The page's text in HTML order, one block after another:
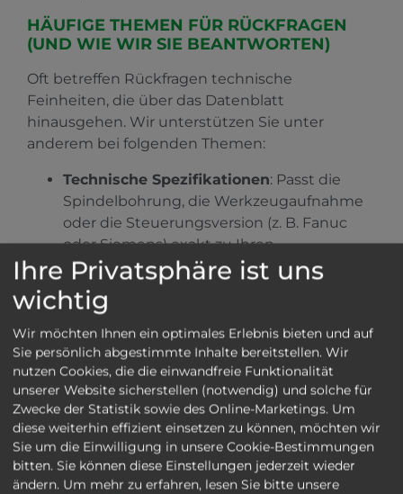
Ihre Privatsphäre ist uns
wichtig
Wir möchten Ihnen ein optimales Erlebnis bieten und auf
Sie persönlich abgestimmte Inhalte bereitstellen. Wir
nutzen Cookies, die die einwandfreie Funktionalität
unserer Website sicherstellen (notwendig) und solche für
Zwecke der Statistik sowie des Online-Marketings. Um
diese weiterhin effizient einsetzen zu können, möchten wir
Sie um die Einwilligung in unsere Cookie-Bestimmungen
bitten. Sie können diese Einstellungen jederzeit wieder
ändern. Um mehr zu erfahren, lesen Sie bitte unsere
HÄUFIGE THEMEN FÜR RÜCKFRAGEN
(UND WIE WIR SIE BEANTWORTEN)
Oft betreffen Rückfragen technische
Feinheiten, die über das Datenblatt
hinausgehen. Wir unterstützen Sie unter
anderem bei folgenden Themen:
Technische Spezifikationen: Passt die
Spindelbohrung, die Werkzeugaufnahme
oder die Steuerungsversion (z. B. Fanuc
oder Siemens) exakt zu Ihren
Anforderungen? Durch
unsere herstellerübergreifende Expertise
können wir Ihnen schnell und meist
einfach Rede und Antwort stehen.
Zustand & Historie: Wir geben Ihnen
Auskunft über die Betriebsstunden, die
bisherige Anwendung (Materialien,
Schichtbetrieb) und bekannte
Wartungshistorien.
Kompatibilität: Wir prüfen für Sie, ob
vorhandenes Zubehör (Lademagazine,